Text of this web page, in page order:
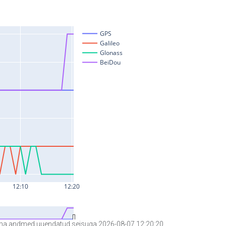
andmed uuendatud seisuga 2026-08-07 12:20:20